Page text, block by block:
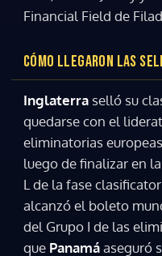
Financial Field de
CÓMO LLEGARON LAS
Inglaterra selló su
quedarse con el
eliminatorias europeas.
luego de finalizar en
L de la fase
alcanzó el boleto
del Grupo I de las
que Panamáaseguró